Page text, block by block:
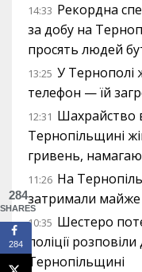
14:33 Рекордна
за добу на
просять людей
13:25 У Тернополі
телефон — їй
12:31 Шахрайство
Тернопільщині
гривень,
11:26 На
затримали майже
10:35 Шестеро
поліції
Тернопільщині
284
SHARES
284